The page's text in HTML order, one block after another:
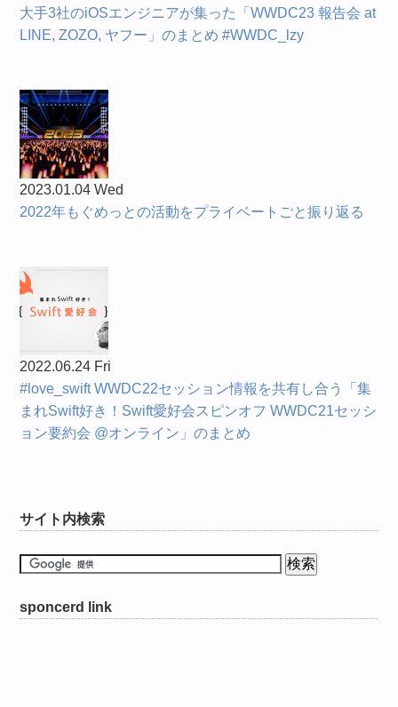
大手3社のiOSエンジニアが集った「WWDC23 報告会 at
LINE, ZOZO, ヤフー」のまとめ #WWDC_lzy
2023.01.04 Wed
2022年もぐめっとの活動をプライベートごと振り返る
2022.06.24 Fri
#love_swift WWDC22セッション情報を共有し合う「集
まれSwift好き！Swift愛好会スピンオフ WWDC21セッシ
ョン要約会 @オンライン」のまとめ
サイト内検索
sponcerd link